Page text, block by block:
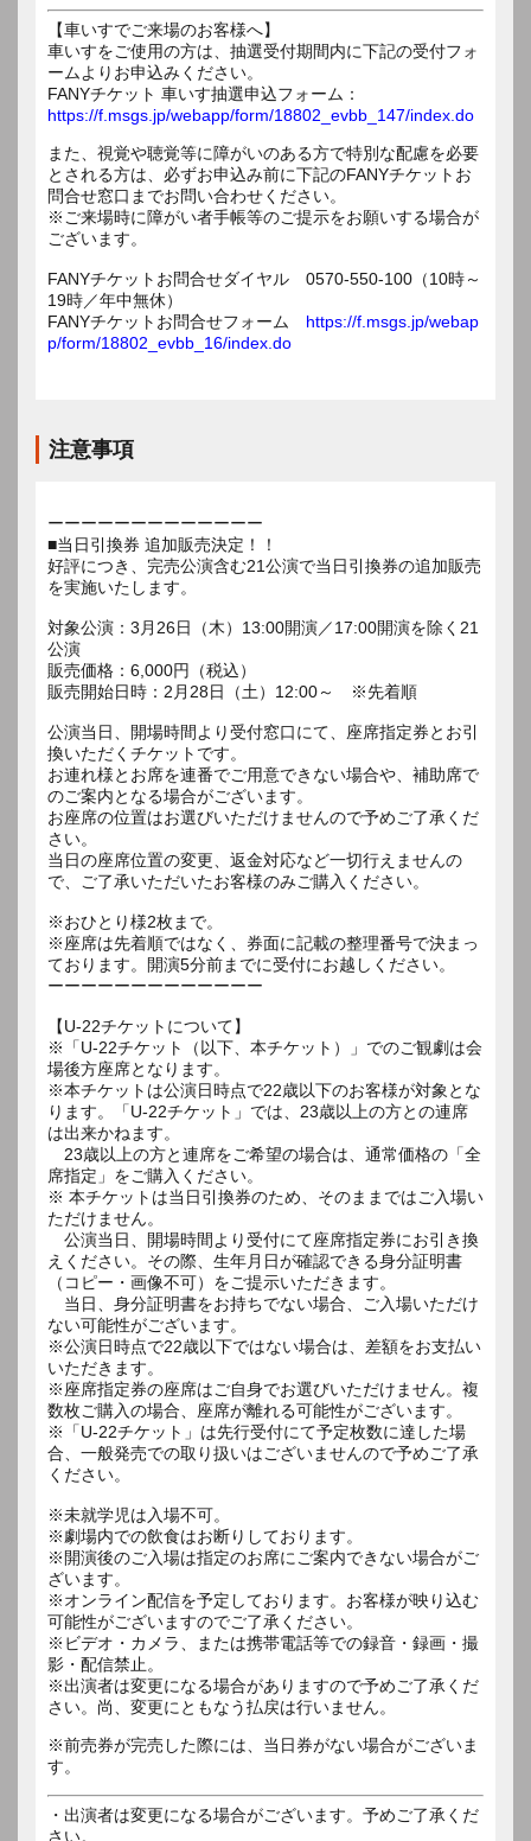
【車いすでご来場のお客様へ】
車いすをご使用の方は、抽選受付期間内に下記の受付フォ
ームよりお申込みください。
FANYチケット 車いす抽選申込フォーム：
https://f.msgs.jp/webapp/form/18802_evbb_147/index.do
また、視覚や聴覚等に障がいのある方で特別な配慮を必要
とされる方は、必ずお申込み前に下記のFANYチケットお
問合せ窓口までお問い合わせください。
※ご来場時に障がい者手帳等のご提示をお願いする場合が
ございます。
FANYチケットお問合せダイヤル 0570-550-100（10時～
19時／年中無休）
FANYチケットお問合せフォーム https://f.msgs.jp/webap
p/form/18802_evbb_16/index.do
注意事項
ーーーーーーーーーーーーー
■当日引換券 追加販売決定！！
好評につき、完売公演含む21公演で当日引換券の追加販売
を実施いたします。
対象公演：3月26日（木）13:00開演／17:00開演を除く21
公演
販売価格：6,000円（税込）
販売開始日時：2月28日（土）12:00～ ※先着順
公演当日、開場時間より受付窓口にて、座席指定券とお引
換いただくチケットです。
お連れ様とお席を連番でご用意できない場合や、補助席で
のご案内となる場合がございます。
お座席の位置はお選びいただけませんので予めご了承くだ
さい。
当日の座席位置の変更、返金対応など一切行えませんの
で、ご了承いただいたお客様のみご購入ください。
※おひとり様2枚まで。
※座席は先着順ではなく、券面に記載の整理番号で決まっ
ております。開演5分前までに受付にお越しください。
ーーーーーーーーーーーーー
【U-22チケットについて】
※「U-22チケット（以下、本チケット）」でのご観劇は会
場後方座席となります。
※本チケットは公演日時点で22歳以下のお客様が対象とな
ります。「U-22チケット」では、23歳以上の方との連席
は出来かねます。
23歳以上の方と連席をご希望の場合は、通常価格の「全
席指定」をご購入ください。
※ 本チケットは当日引換券のため、そのままではご入場い
ただけません。
公演当日、開場時間より受付にて座席指定券にお引き換
えください。その際、生年月日が確認できる身分証明書
（コピー・画像不可）をご提示いただきます。
当日、身分証明書をお持ちでない場合、ご入場いただけ
ない可能性がございます。
※公演日時点で22歳以下ではない場合は、差額をお支払い
いただきます。
※座席指定券の座席はご自身でお選びいただけません。複
数枚ご購入の場合、座席が離れる可能性がございます。
※「U-22チケット」は先行受付にて予定枚数に達した場
合、一般発売での取り扱いはございませんので予めご了承
ください。
※未就学児は入場不可。
※劇場内での飲食はお断りしております。
※開演後のご入場は指定のお席にご案内できない場合がご
ざいます。
※オンライン配信を予定しております。お客様が映り込む
可能性がございますのでご了承ください。
※ビデオ・カメラ、または携帯電話等での録音・録画・撮
影・配信禁止。
※出演者は変更になる場合がありますので予めご了承くだ
※前売券が完売した際には、当日券がない場合がございま
す。
・出演者は変更になる場合がございます。予めご了承くだ
さい。